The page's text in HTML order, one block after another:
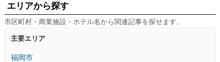
エリアから探す
市区町村・商業施設・ホテル名から関連記事を探せます。
主要エリア
福岡市